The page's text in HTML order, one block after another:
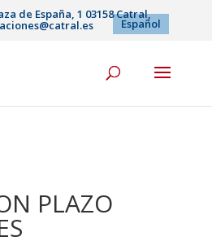
de España, 1 03158 Catral,
Español
PLAZO